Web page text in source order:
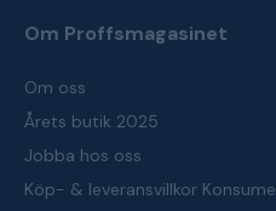
Om Proffsmagasinet
Om oss
Årets butik 2025
Jobba hos oss
Köp- & leveransvillkor